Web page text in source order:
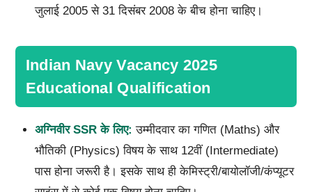
जुलाई 2005 से 31 दिसंबर 2008 के बीच होना चाहिए।
Indian Navy Vacancy 2025
Educational Qualification
अग्निवीरSSRके लिए: उम्मीदवार का गणित (Maths) और
भौतिकी (Physics) विषय के साथ 12वीं (Intermediate)
पास होना जरूरी है। इसके साथ ही केमिस्ट्री/बायोलॉजी/कंप्यूटर